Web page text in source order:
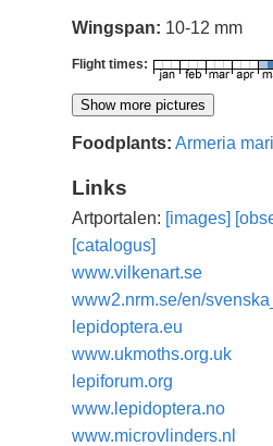
Wingspan: 10-12 mm
Flight times:
Foodplants: Armeria
Links
Artportalen: [images]
[catalogus]
www.vilkenart.se
www2.nrm.se/en/
lepidoptera.eu
www.ukmoths.org.uk
lepiforum.org
www.lepidoptera.no
www.microvlinders.nl